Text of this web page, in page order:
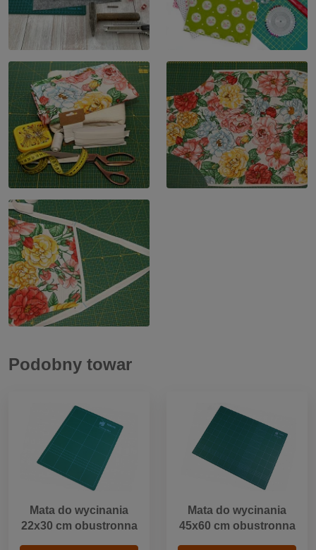
Podobny towar
Mata do wycinania
22x30 cm obustronna
Mata do wycinania
45x60 cm obustronna